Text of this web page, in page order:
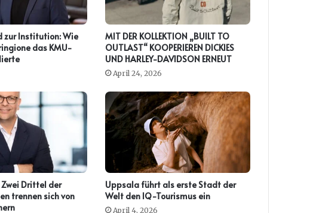
zur Institution: Wie
das KMU-
MIT DER KOLLEKTION „BUILT TO
OUTLAST“ KOOPERIEREN DICKIES
UND HARLEY-DAVIDSON ERNEUT
April 24, 2026
Zwei Drittel der
trennen sich von
Uppsala führt als erste Stadt der
Welt den IQ-Tourismus ein
April 4, 2026